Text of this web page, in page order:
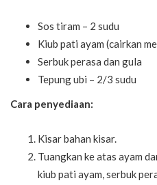
Sos tiram – 2 sudu
Kiub pati ayam (cairkan
Serbuk perasa dan gula
Tepung ubi – 2/3 sudu
Cara penyediaan:
Kisar bahan kisar.
Tuangkan ke atas ayam
kiub pati ayam, serbuk